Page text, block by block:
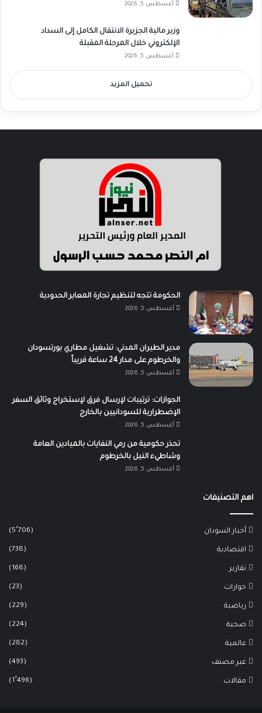
أغسطس 5, 2026
وزير مالية الجزيرة الانتقال الكامل إلى السداد
الإلكتروني خلال المرحلة المقبلة
أغسطس 5, 2026
تحميل المزيد
الحكومة تتجه لتنظيم تجارة المعابر الحدودية
أغسطس 5, 2026
مدير الطيران المدني: تشغيل مطاري بورتسودان
والخرطوم على مدار 24 ساعة قريباً
أغسطس 5, 2026
الجوازات: ترتيبات لإرسال فرق لإستخراج وثائق السفر
الإضطرارية للسودانيين بالخارج
أغسطس 5, 2026
تحذر حكومية من رمي النفايات بالميادين العامة
وشاطيء النيل بالخرطوم
أغسطس 5, 2026
اهم التصنيفات
أخبار السودان (5٬706)
اقتصادية (738)
تقارير (168)
حوارات (23)
رياضية (229)
صحية (224)
عالمية (282)
غير مصنف (493)
مقالات (1٬496)